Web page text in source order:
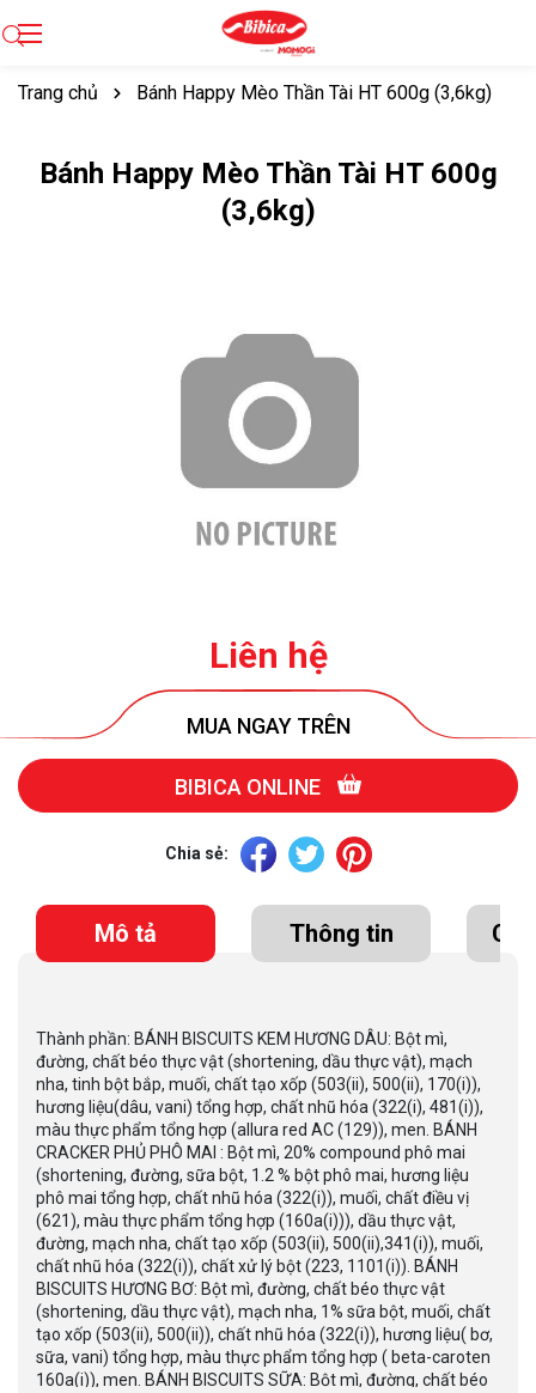
Trang chủ Bánh Happy Mèo Thần Tài HT 600g (3,6kg)
Bánh Happy Mèo Thần Tài HT 600g
(3,6kg)
Liên hệ
MUA NGAY TRÊN
BIBICA ONLINE
Chia sẻ:
Mô tả Thông tin
Thành phần: BÁNH BISCUITS KEM HƯƠNG DÂU: Bột mì,
đường, chất béo thực vật (shortening, dầu thực vật), mạch
nha, tinh bột bắp, muối, chất tạo xốp (503(ii), 500(ii), 170(i)),
hương liệu(dâu, vani) tổng hợp, chất nhũ hóa (322(i), 481(i)),
màu thực phẩm tổng hợp (allura red AC (129)), men. BÁNH
CRACKER PHỦ PHÔ MAI : Bột mì, 20% compound phô mai
(shortening, đường, sữa bột, 1.2 % bột phô mai, hương liệu
phô mai tổng hợp, chất nhũ hóa (322(i)), muối, chất điều vị
(621), màu thực phẩm tổng hợp (160a(i))), dầu thực vật,
đường, mạch nha, chất tạo xốp (503(ii), 500(ii),341(i)), muối,
chất nhũ hóa (322(i)), chất xử lý bột (223, 1101(i)). BÁNH
BISCUITS HƯƠNG BƠ: Bột mì, đường, chất béo thực vật
(shortening, dầu thực vật), mạch nha, 1% sữa bột, muối, chất
tạo xốp (503(ii), 500(ii)), chất nhũ hóa (322(i)), hương liệu( bơ,
sữa, vani) tổng hợp, màu thực phẩm tổng hợp ( beta-caroten
160a(i)), men. BÁNH BISCUITS SỮA: Bột mì, đường, chất béo